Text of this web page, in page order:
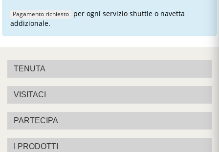
Pagamento richiesto per ogni servizio shuttle o navetta
addizionale.
TENUTA
VISITACI
PARTECIPA
I PRODOTTI